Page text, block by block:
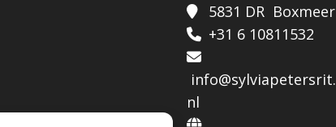
5831 DR Boxmeer
+31 6 10811532
info@sylviapetersrit.
nl